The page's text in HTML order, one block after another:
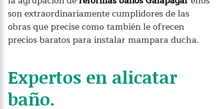
son extraordinariamente cumplidores de las
obras que precise como también le ofrecen
precios baratos para instalar mampara ducha.
Expertos en alicatar
baño.